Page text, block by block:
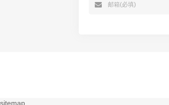
sitemap